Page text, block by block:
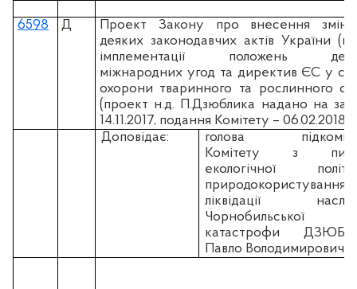
6598 Д
Проект Закону про внесення змін
деяких законодавчих актів України
імплементації положень
міжнародних угод та директив ЄС у
охорони тваринного та рослинного
(проект н.д. П.Дзюблика надано на
14.11.2017, подання Комітету – 06.02.2018)
Доповідає:
голова
Комітету з
екологічної
природокористування
ліквідації
Чорнобильської
катастрофи
Павло Володимирович